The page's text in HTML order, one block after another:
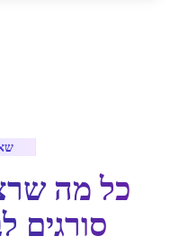
כל מה
סורגים